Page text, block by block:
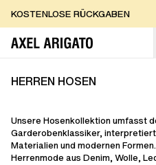
Zum Inhalt springen
KOSTENLOSE RÜCKGABEN
KOSTENLOSE
HERREN HOSEN
Unsere Hosenkollektion umfasst
Garderobenklassiker,
Materialien und modernen
Herrenmode aus Denim, Wolle,